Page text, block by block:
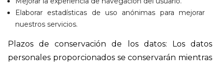
Elaborar estadísticas de uso anónimas para mejorar
nuestros servicios.
Plazos de conservación de los datos: Los datos
personales proporcionados se conservarán mientras